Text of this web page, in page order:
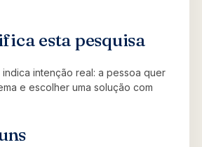
esta pesquisa
intenção real: a pessoa quer
e escolher uma solução com